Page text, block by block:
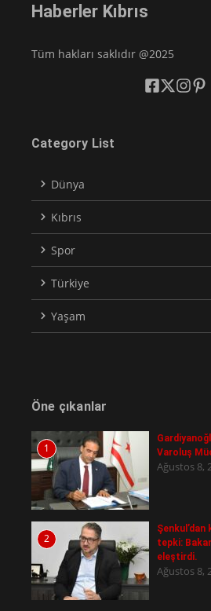
Haberler Kıbrıs
Tüm hakları saklıdır @2025
Category List
Dünya
Kıbrıs
Spor
Türkiye
Yaşam
Öne çıkanlar
1
Varoluş
Ağustos 8,
2
tepki:
eleştirdi.
Ağustos 8,